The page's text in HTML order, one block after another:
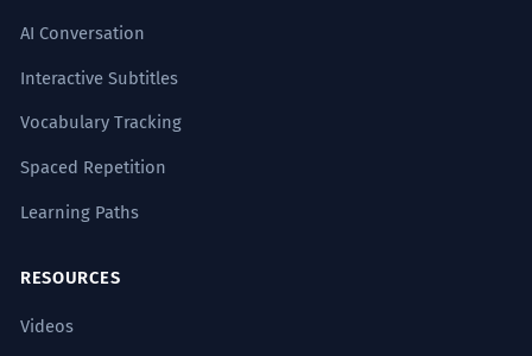
AI Conversation
Interactive Subtitles
Vocabulary Tracking
Spaced Repetition
Learning Paths
RESOURCES
Videos